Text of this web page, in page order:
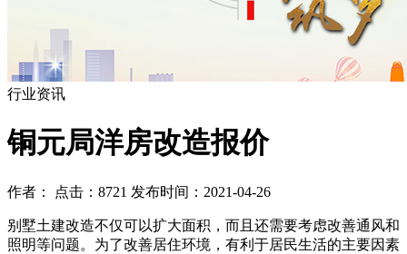
行业资讯
铜元局洋房改造报价
作者： 点击：8721 发布时间：2021-04-26
别墅土建改造不仅可以扩大面积，而且还需要考虑改善通风和
照明等问题。为了改善居住环境，有利于居民生活的主要因素